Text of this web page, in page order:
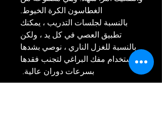
الغطاسون الكرة الخيوط.
بالنسبة لجلسات التدريب ، يمكنك
تطبيق العصي في كل يد ، ولكن
بالنسبة للغزل الناري ، نوصي بشدها
باستخدام مفك البراغي لتجنب فقدها
بسرعات دوران عالية.